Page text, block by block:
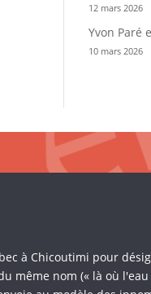
12 mars 2026
Yvon Paré
10 mars 2026
à Chicoutimi pour
même nom (« là où